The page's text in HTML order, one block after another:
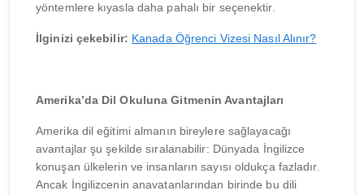
yöntemlere kıyasla daha pahalı bir seçenektir.
İlginizi çekebilir: Kanada Öğrenci Vizesi Nasıl Alınır?
Amerika’da Dil Okuluna Gitmenin Avantajları
Amerika dil eğitimi almanın bireylere sağlayacağı
avantajlar şu şekilde sıralanabilir: Dünyada İngilizce
konuşan ülkelerin ve insanların sayısı oldukça fazladır.
Ancak İngilizcenin anavatanlarından birinde bu dili